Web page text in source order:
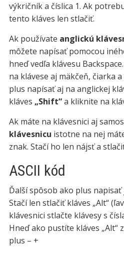
výkričník a číslica 1. Ak
tento kláves len stlačiť.
Ak používate anglickú
môžete napísať pomocou
hneď vedľa klávesu
na klávese aj mäkčeň, čiarka
plus napísať aj na anglickej
kláves „Shift“a kliknite na
Ak máte na klávesnici aj
klávesnicu istotne na nej
znak. Stačí ho len nájsť a
ASCII kód
Ďalší spôsob ako plus napisať
Stačí len stlačiť kláves „Alt“
klávesnici stlačte klávesy s
Hneď ako pustíte kláves „Alt“
plus – +